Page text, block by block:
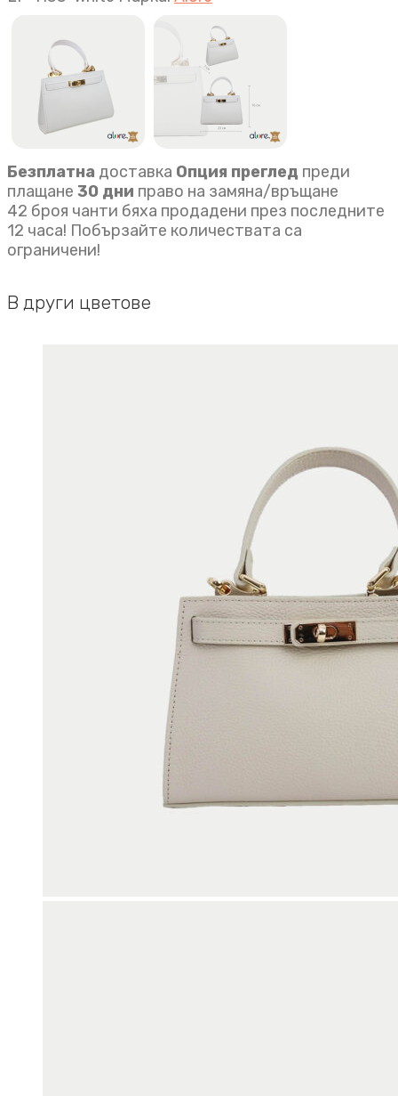
Безплатна доставка Опция преглед преди
плащане 30 дни право на замяна/връщане
42 броя чанти бяха продадени през последните
12 часа! Побързайте количествата са
ограничени!
В други цветове